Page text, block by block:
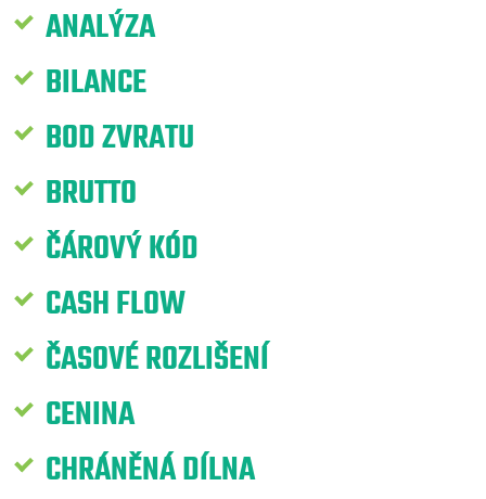
ANALÝZA
BILANCE
BOD ZVRATU
BRUTTO
ČÁROVÝ KÓD
CASH FLOW
ČASOVÉ ROZLIŠENÍ
CENINA
CHRÁNĚNÁ DÍLNA